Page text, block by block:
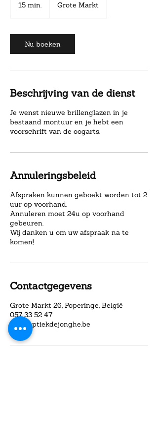
15 min.
i
n
.
Grote Markt
Nu boeken
Beschrijving van de dienst
Je wenst nieuwe brillenglazen in je
bestaand montuur en je hebt een
voorschrift van de oogarts.
Annuleringsbeleid
Afspraken kunnen geboekt worden tot 2
uur op voorhand.
Annuleren moet 24u op voorhand
gebeuren.
Wij danken u om uw afspraak na te
komen!
Contactgegevens
Grote Markt 26, Poperinge, België
057 33 52 47
info@optiekdejonghe.be